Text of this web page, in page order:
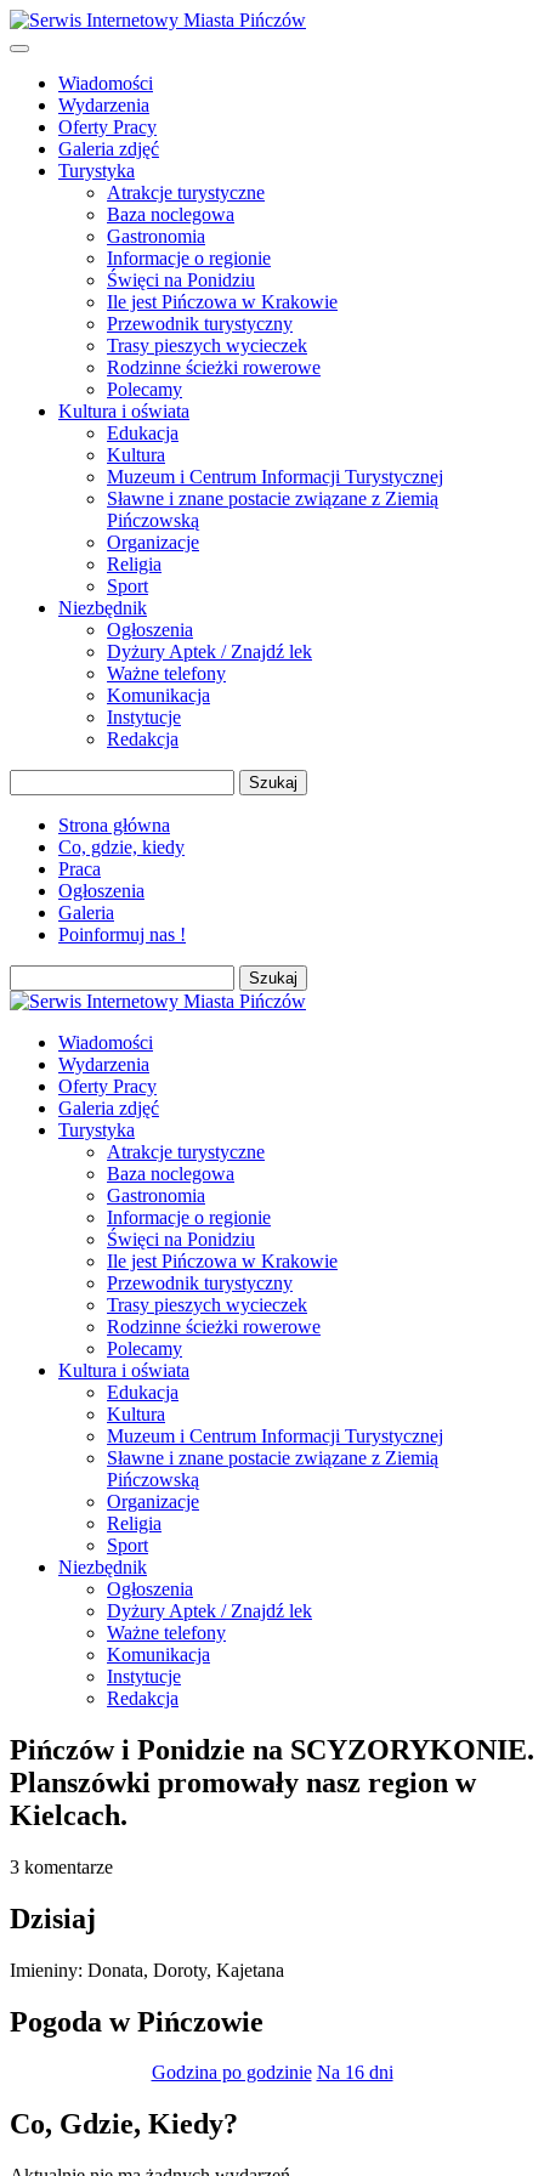
Wiadomości
Wydarzenia
Oferty Pracy
Galeria zdjęć
Turystyka
Atrakcje turystyczne
Baza noclegowa
Gastronomia
Informacje o regionie
Święci na Ponidziu
Ile jest Pińczowa w Krakowie
Przewodnik turystyczny
Trasy pieszych wycieczek
Rodzinne ścieżki rowerowe
Polecamy
Kultura i oświata
Edukacja
Kultura
Muzeum i Centrum Informacji Turystycznej
Sławne i znane postacie związane z Ziemią
Pińczowską
Organizacje
Religia
Sport
Niezbędnik
Ogłoszenia
Dyżury Aptek / Znajdź lek
Ważne telefony
Komunikacja
Instytucje
Redakcja
Strona główna
Co, gdzie, kiedy
Praca
Ogłoszenia
Galeria
Poinformuj nas !
Wiadomości
Wydarzenia
Oferty Pracy
Galeria zdjęć
Turystyka
Atrakcje turystyczne
Baza noclegowa
Gastronomia
Informacje o regionie
Święci na Ponidziu
Ile jest Pińczowa w Krakowie
Przewodnik turystyczny
Trasy pieszych wycieczek
Rodzinne ścieżki rowerowe
Polecamy
Kultura i oświata
Edukacja
Kultura
Muzeum i Centrum Informacji Turystycznej
Sławne i znane postacie związane z Ziemią
Pińczowską
Organizacje
Religia
Sport
Niezbędnik
Ogłoszenia
Dyżury Aptek / Znajdź lek
Ważne telefony
Komunikacja
Instytucje
Redakcja
Pińczów i Ponidzie na SCYZORYKONIE.
Planszówki promowały nasz region w
Kielcach.
3 komentarze
Dzisiaj
Imieniny: Donata, Doroty, Kajetana
Pogoda w Pińczowie
Godzina po godzinie Na 16 dni
Co, Gdzie, Kiedy?